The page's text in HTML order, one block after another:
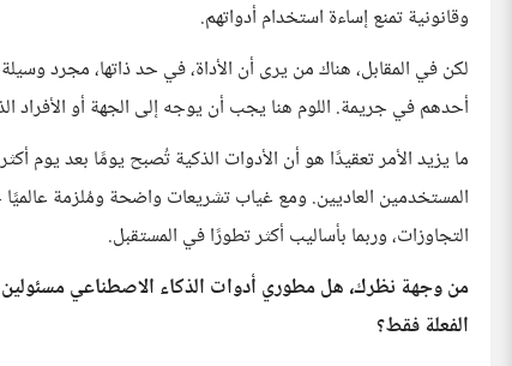
وقانونية تمنع إساءة استخدام أدواتهم.
لكن في المقابل، هناك من يرى أن الأداة، في حد ذاتها، مجرد
أحدهم في جريمة. اللوم هنا يجب أن يوجه إلى الجهة أو الأفراد
ما يزيد الأمر تعقيدًا هو أن الأدوات الذكية تُصبح يومًا بعد
المستخدمين العاديين. ومع غياب تشريعات واضحة ومُلزمة
التجاوزات، وربما بأساليب أكثر تطورًا في المستقبل.
من وجهة نظرك، هل مطوري أدوات الذكاء الاصطناعي
الفعلة فقط؟